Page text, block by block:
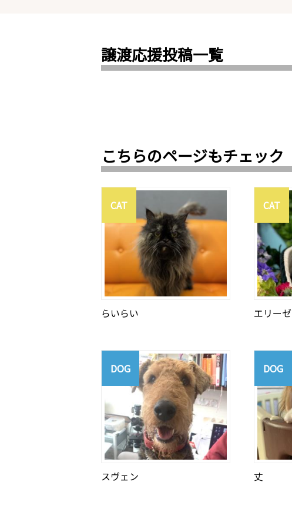
譲渡応援投稿一覧
こちらのページもチェック
CAT
らいらい
CAT
エリーゼ
DOG
スヴェン
DOG
丈